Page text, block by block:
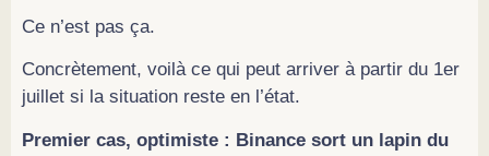
Ce n’est pas ça.
Concrètement, voilà ce qui peut arriver à partir du 1er
juillet si la situation reste en l’état.
Premier cas, optimiste : Binance sort un lapin du